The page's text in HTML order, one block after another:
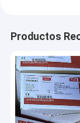
Productos